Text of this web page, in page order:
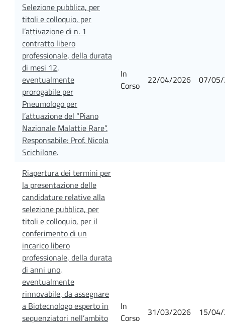
Selezione pubblica, per
titoli e colloquio, per
l’attivazione di n. 1
contratto libero
professionale, della durata
di mesi 12,
eventualmente
prorogabile per
Pneumologo per
l’attuazione del “Piano
Nazionale Malattie Rare”.
Responsabile: Prof. Nicola
Scichilone.
In
Corso
22/04/2026 07/
Riapertura dei termini per
la presentazione delle
candidature relative alla
selezione pubblica, per
titoli e colloquio, per il
conferimento di un
incarico libero
professionale, della durata
di anni uno,
eventualmente
rinnovabile, da assegnare
a Biotecnologo esperto in
sequenziatori nell’ambito
In
Corso
31/03/2026 15/